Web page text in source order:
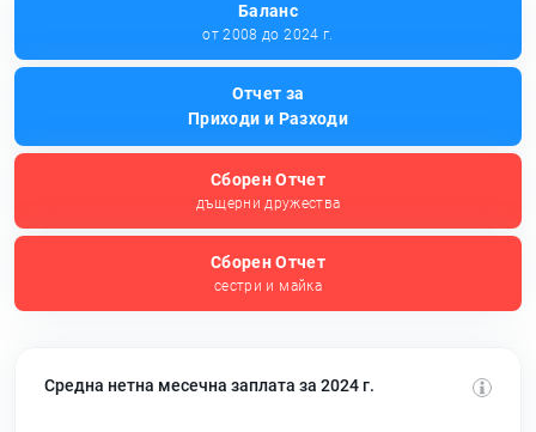
Баланс
от 2008 до 2024 г.
Отчет за
Приходи и Разходи
Сборен Отчет
дъщерни дружества
Сборен Отчет
сестри и майка
Средна нетна месечна заплата за 2024 г.